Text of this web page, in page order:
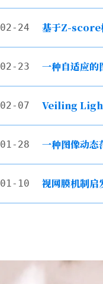
02-24 基于Z-score
02-23 一种自适应的
02-07 Veiling
01-28 一种图像动态
01-10 视网膜机制启